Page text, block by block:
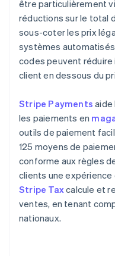
être particulièrement
réductions sur le total
sous-coter les prix
systèmes
codes peuvent réduire
client en dessous du
Stripe Payments aide
les paiements en
outils de paiement
125 moyens de
conforme aux règles
clients une expérience
Stripe Taxcalcule et
ventes, en tenant
nationaux.